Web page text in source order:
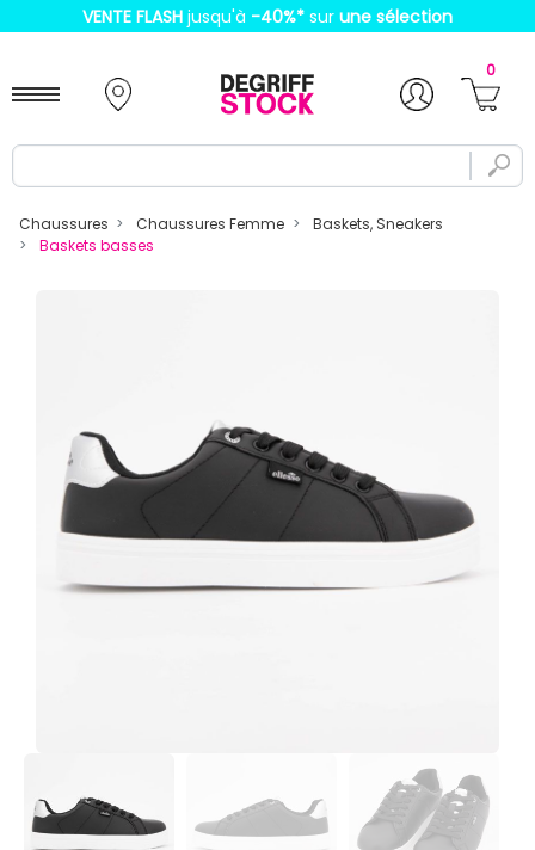
VENTE FLASH jusqu'à -40%* sur une sélection
0
Chaussures Chaussures Femme
Baskets, Sneakers
Baskets basses